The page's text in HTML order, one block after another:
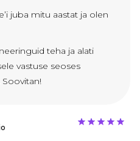
juba mitu aastat ja olen
teha ja alati
vastuse seoses